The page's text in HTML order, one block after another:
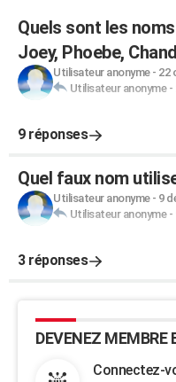
Quels sont les
Joey, Phoebe,
Utilisateur anonyme- 22
Utilisateur anonyme-
9 réponses
Quel faux nom
Utilisateur anonyme- 9
Utilisateur anonyme-
3 réponses
DEVENEZ MEMBRE
Connectez-